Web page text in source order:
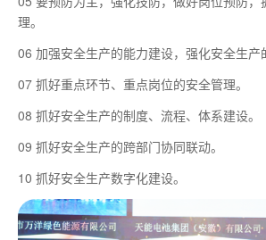
理。
06 加强安全生产的能力建设，强化安全生产
07 抓好重点环节、重点岗位的安全管理。
08 抓好安全生产的制度、流程、体系建设。
09 抓好安全生产的跨部门协同联动。
10 抓好安全生产数字化建设。